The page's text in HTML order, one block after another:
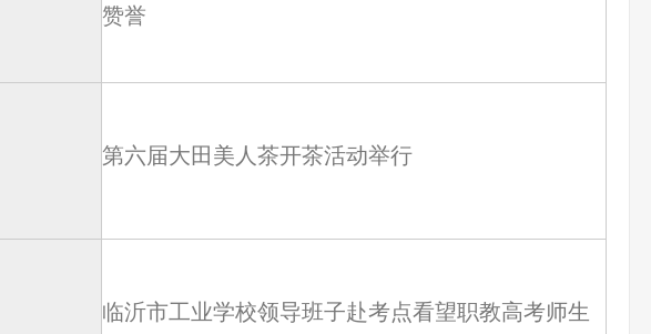
赞誉
第六届大田美人茶开茶活动举行
临沂市工业学校领导班子赴考点看望职教高考师生